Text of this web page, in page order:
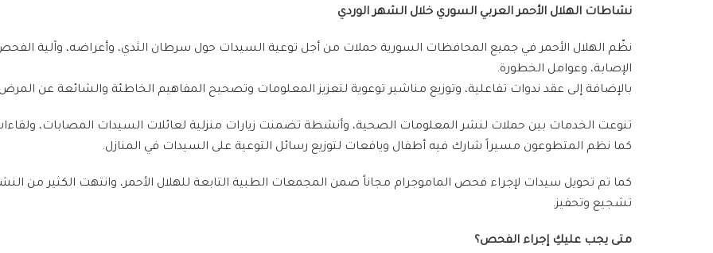
نشاطات الهلال الأحمر العربي السوري خلال الشهر الوردي
نظّم الهلال الأحمر في جميع المحافظات السورية حملات من أجل توعية السيدات حول سرطان الثدي، وأعراضه، وآلية
الإصابة، وعوامل الخطورة.
بالإضافة إلى عقد ندوات تفاعلية، وتوزيع مناشير توعوية لتعزيز المعلومات وتصحيح المفاهيم الخاطئة والشائعة عن
تنوعت الخدمات بين حملات لنشر المعلومات الصحية، وأنشطة تضمنت زيارات منزلية لعائلات السيدات المصابات،
كما نظم المتطوعون مسيراً شارك فيه أطفال ويافعات لتوزيع رسائل التوعية على السيدات في المنازل.
كما تم تحويل سيدات لإجراء فحص الماموجرام مجاناً ضمن المجمعات الطبية التابعة للهلال الأحمر، وانتهت الكثير من
تشجيع وتحفيز.
متى يجب عليكِ إجراء الفحص؟